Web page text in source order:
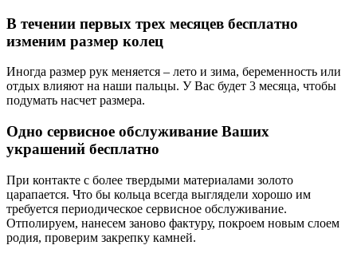
В течении первых трех месяцев бесплатно
изменим размер колец
Иногда размер рук меняется – лето и зима, беременность или
отдых влияют на наши пальцы. У Вас будет 3 месяца, чтобы
подумать насчет размера.
Одно сервисное обслуживание Ваших
украшений бесплатно
При контакте с более твердыми материалами золото
царапается. Что бы кольца всегда выглядели хорошо им
требуется периодическое сервисное обслуживание.
Отполируем, нанесем заново фактуру, покроем новым слоем
родия, проверим закрепку камней.